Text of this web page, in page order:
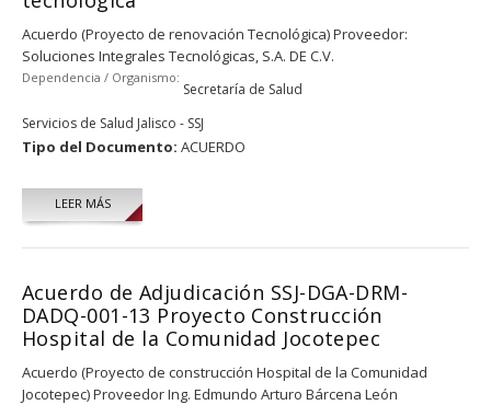
Acuerdo (Proyecto de renovación Tecnológica) Proveedor:
Soluciones Integrales Tecnológicas, S.A. DE C.V.
Dependencia / Organismo:
Secretaría de Salud
Servicios de Salud Jalisco - SSJ
Tipo del Documento: ACUERDO
LEER MÁS
Acuerdo de Adjudicación SSJ-DGA-DRM-
DADQ-001-13 Proyecto Construcción
Hospital de la Comunidad Jocotepec
Acuerdo (Proyecto de construcción Hospital de la Comunidad
Jocotepec) Proveedor Ing. Edmundo Arturo Bárcena León